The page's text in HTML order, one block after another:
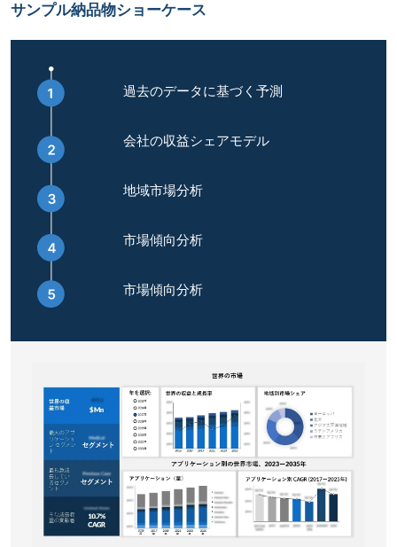
サンプル納品物ショーケース
過去のデータに基づく予測
会社の収益シェアモデル
地域市場分析
市場傾向分析
市場傾向分析